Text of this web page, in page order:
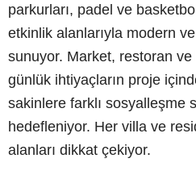
parkurları, padel ve
etkinlik alanlarıyla modern
sunuyor. Market, restoran
günlük ihtiyaçların proje
sakinlere farklı sosyalleşme
hedefleniyor. Her villa ve
alanları dikkat çekiyor.